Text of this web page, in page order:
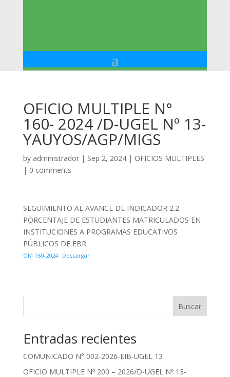
OFICIO MULTIPLE N°
160- 2024 /D-UGEL Nº 13-
YAUYOS/AGP/MIGS
by administrador| Sep 2, 2024| OFICIOS MULTIPLES
| 0 comments
SEGUIMIENTO AL AVANCE DE INDICADOR 2.2
PORCENTAJE DE ESTUDIANTES MATRICULADOS EN
INSTITUCIONES A PROGRAMAS EDUCATIVOS
PÚBLICOS DE EBR
OM 160-2024 Descargar
Buscar
Entradas recientes
COMUNICADO N° 002-2026-EIB-UGEL 13
OFICIO MULTIPLE Nº 200 – 2026/D-UGEL Nº 13-